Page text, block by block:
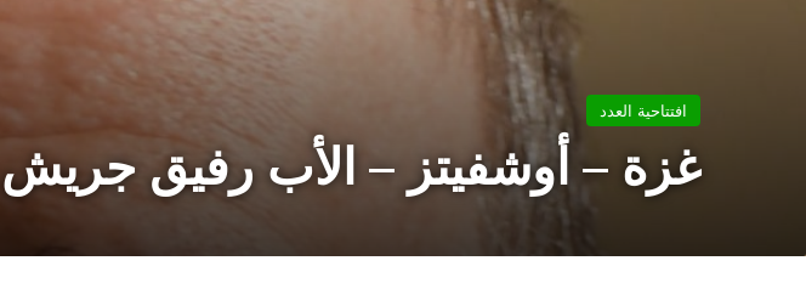
افتتاحية العدد
غزة – أوشفيتز – الأب رفيق جريش